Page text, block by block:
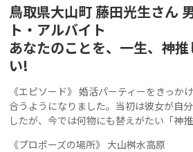
鳥取県大山町 藤田光生さん
ト・アルバイト
あなたのことを、一生、神
い!
《エピソード》 婚活パーティーをきっか
合うようになりました。当初は彼女が自
したが、今では何物にも替えがたい「神
《プロポーズの場所》 大山桝水高原